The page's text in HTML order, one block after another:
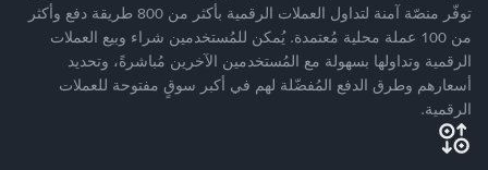
توفّر منصّة آمنة لتداول العملات الرقمية بأكثر من 800 طريقة دفع وأكثر
من 100 عملة محلية مُعتمدة. يُمكن للمُستخدمين شراء وبيع العملات
الرقمية وتداولها بسهولة مع المُستخدمين الآخرين مُباشرةً، وتحديد
أسعارهم وطرق الدفع المُفضّلة لهم في أكبر سوقٍ مفتوحة للعملات
الرقمية.